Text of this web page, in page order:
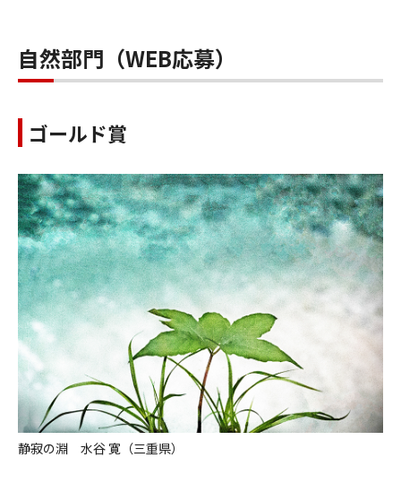
自然部門（WEB応募）
ゴールド賞
静寂の淵 水谷 寛（三重県）